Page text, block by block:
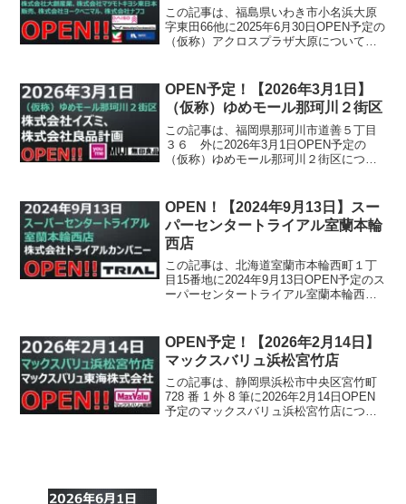
この記事は、福島県いわき市小名浜大原
字東田66他に2025年6月30日OPEN予定の
（仮称）アクロスプラザ大原について書
OPEN予定！【2026年3月1日】
（仮称）ゆめモール那珂川２街区
この記事は、福岡県那珂川市道善５丁目
３６ 外に2026年3月1日OPEN予定の
（仮称）ゆめモール那珂川２街区につい
OPEN！【2024年9月13日】スー
パーセンタートライアル室蘭本輪
西店
この記事は、北海道室蘭市本輪西町１丁
目15番地に2024年9月13日OPEN予定のス
ーパーセンタートライアル室蘭本輪西店
OPEN予定！【2026年2月14日】
マックスバリュ浜松宮竹店
この記事は、静岡県浜松市中央区宮竹町
728 番 1 外 8 筆に2026年2月14日OPEN
予定のマックスバリュ浜松宮竹店につい